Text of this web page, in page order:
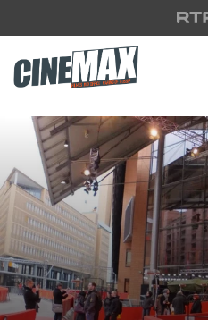
Saltar para o conteúdo principal